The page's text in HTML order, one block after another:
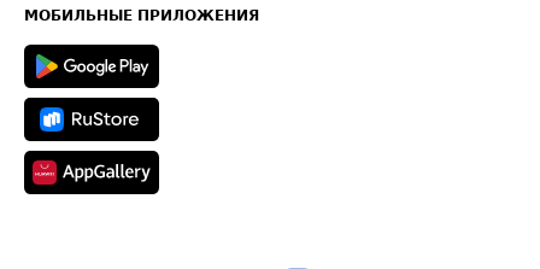
Техническая информация
МОБИЛЬНЫЕ ПРИЛОЖЕНИЯ